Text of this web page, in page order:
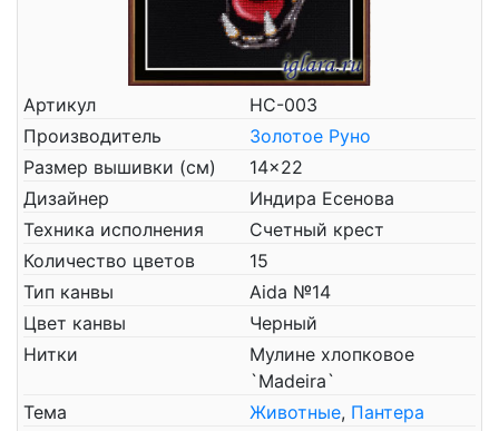
Артикул
НС-003
Производитель
Золотое Руно
Размер вышивки (см)
14x22
Дизайнер
Индира Есенова
Техника исполнения
Счетный крест
Количество цветов
15
Тип канвы
Aida №14
Цвет канвы
Черный
Нитки
Мулине хлопковое
`Madeira`
Тема
Животные, Пантера